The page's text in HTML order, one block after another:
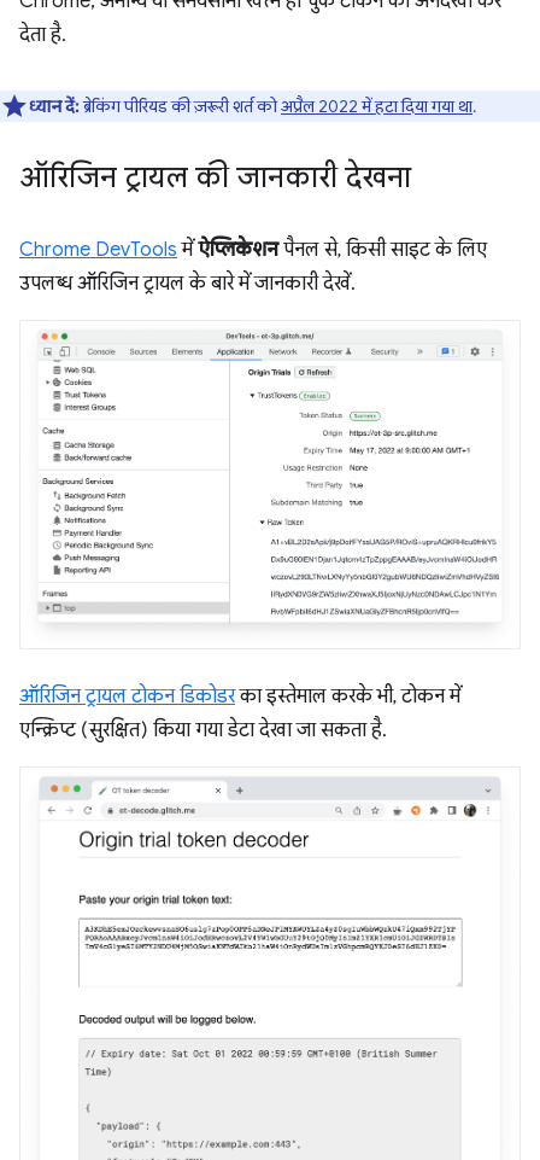
देता है.
ध्यान दें:ब्रेकिंग पीरियड की ज़रूरी शर्त कोअप्रैल 2022 में हटा दिया गया था.
ऑरिजिन ट्रायल की जानकारी देखना
Chrome DevTools मेंऐप्लिकेशनपैनल से, किसी साइट के लिए
उपलब्ध ऑरिजिन ट्रायल के बारे में जानकारी देखें.
ऑरिजिन ट्रायल टोकन डिकोडरका इस्तेमाल करके भी, टोकन में
एन्क्रिप्ट (सुरक्षित) किया गया डेटा देखा जा सकता है.